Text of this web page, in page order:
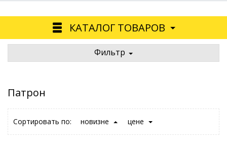
КАТАЛОГ ТОВАРОВ
Фильтр
Патрон
Сортировать по: новизне цене